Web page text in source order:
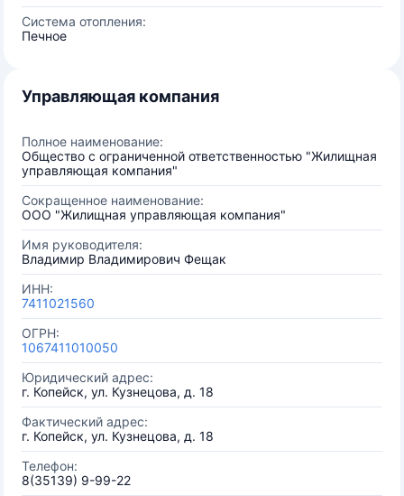
Система отопления:
Печное
Управляющая компания
Полное наименование:
Общество с ограниченной ответственностью "Жилищная
управляющая компания"
Сокращенное наименование:
ООО "Жилищная управляющая компания"
Имя руководителя:
Владимир Владимирович Фещак
ИНН:
7411021560
ОГРН:
1067411010050
Юридический адрес:
г. Копейск, ул. Кузнецова, д. 18
Фактический адрес:
г. Копейск, ул. Кузнецова, д. 18
Телефон:
8(35139) 9-99-22